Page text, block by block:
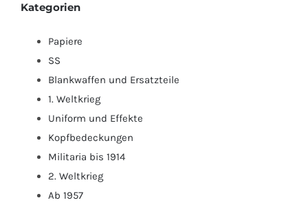
Kategorien
Papiere
SS
Blankwaffen und Ersatzteile
1. Weltkrieg
Uniform und Effekte
Kopfbedeckungen
Militaria bis 1914
2. Weltkrieg
Ab 1957